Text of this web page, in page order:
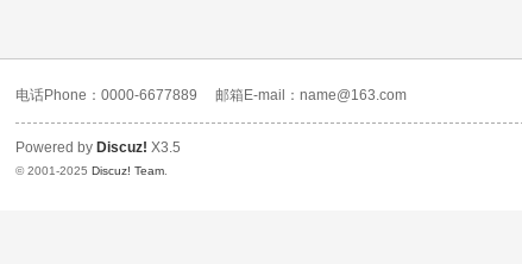
电话Phone：0000-6677889 邮箱E-mail：name@163.com
Powered by Discuz! X3.5
© 2001-2025Discuz! Team